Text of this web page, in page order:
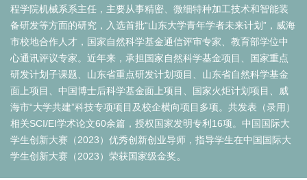
程学院机械系系主任，主要从事精密、微细特种加工技术和智能装
备研发等方面的研究，入选首批“山东大学青年学者未来计划”，威海
市校地合作人才，国家自然科学基金通信评审专家、教育部学位中
心通讯评议专家。近年来，承担国家自然科学基金项目、国家重点
研发计划子课题、山东省重点研发计划项目、山东省自然科学基金
面上项目、中国博士后科学基金面上项目、国家火炬计划项目、威
海市“大学共建”科技专项项目及校企横向项目多项。共发表（录用）
相关SCI/EI学术论文60余篇，授权国家发明专利16项。中国国际大
学生创新大赛（2023）优秀创新创业导师，指导学生在中国国际大
学生创新大赛（2023）荣获国家级金奖。